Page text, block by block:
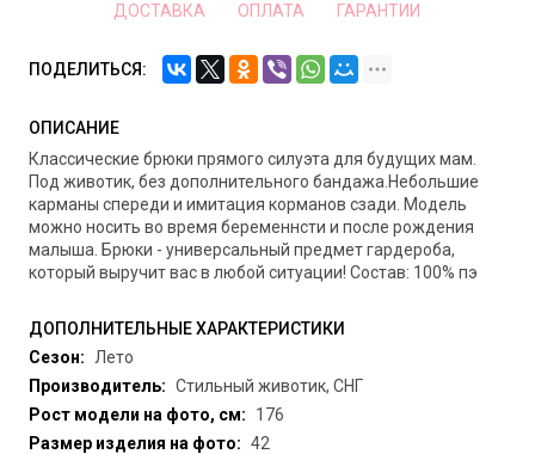
ДОСТАВКА ОПЛАТА ГАРАНТИИ
ПОДЕЛИТЬСЯ:
ОПИСАНИЕ
Классические брюки прямого силуэта для будущих мам.
Под животик, без дополнительного бандажа.Небольшие
карманы спереди и имитация корманов сзади. Модель
можно носить во время беременнсти и после рождения
малыша. Брюки - универсальный предмет гардероба,
который выручит вас в любой ситуации! Состав: 100% пэ
ДОПОЛНИТЕЛЬНЫЕ ХАРАКТЕРИСТИКИ
Сезон:
Лето
Производитель: Стильный животик, СНГ
Рост модели на фото, см:
176
Размер изделия на фото: 42